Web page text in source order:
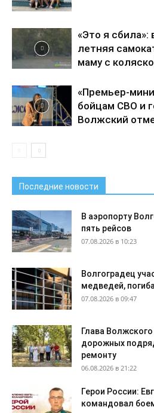
«Это я
летняя
маму с
«Премьер-
бойцам СВО и
Волжский
Последние новости
В аэропорту
пять рейсов
07.08.2026 в 10:23
Волгоградец
медведей,
07.08.2026 в 09:47
Глава
дорожных
ремонту
06.08.2026 в 21:22
Герои России:
командовал